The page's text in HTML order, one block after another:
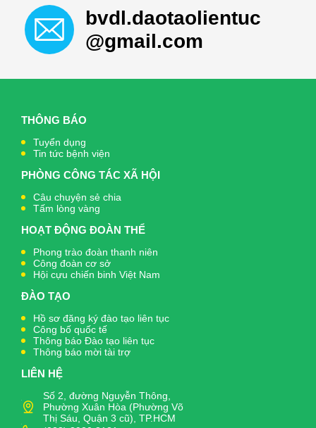
bvdl.daotaolientuc
@gmail.com
THÔNG BÁO
Tuyển dụng
Tin tức bệnh viện
PHÒNG CÔNG TÁC XÃ HỘI
Câu chuyện sẻ chia
Tấm lòng vàng
HOẠT ĐỘNG ĐOÀN THỂ
Phong trào đoàn thanh niên
Công đoàn cơ sở
Hội cựu chiến binh Việt Nam
ĐÀO TẠO
Hồ sơ đăng ký đào tạo liên tục
Công bố quốc tế
Thông báo Đào tạo liên tục
Thông báo mời tài trợ
LIÊN HỆ
Số 2, đường Nguyễn Thông,
Phường Xuân Hòa (Phường Võ
Thị Sáu, Quận 3 cũ), TP.HCM